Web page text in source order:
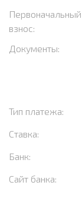
Первоначальный
взнос:
Документы:
Тип платежа:
Ставка:
Банк:
Сайт банка: